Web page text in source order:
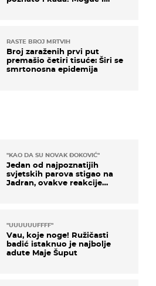
RASTE BROJ MRTVIH
Broj zaraženih prvi put
premašio četiri tisuće: Širi se
smrtonosna epidemija
"KAO DA SU NOVAK ĐOKOVIĆ"
Jedan od najpoznatijih
svjetskih parova stigao na
Jadran, ovakve reakcije
"UUUUUUFFFF"
Vau, koje noge! Ružičasti
badić istaknuo je najbolje
adute Maje Šuput